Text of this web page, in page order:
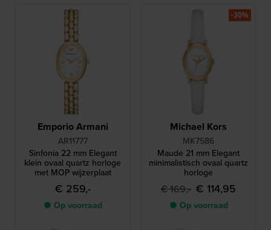
Emporio Armani
AR11777
Sinfonia 22 mm Elegant
klein ovaal quartz horloge
met MOP wijzerplaat
€ 259,-
● Op voorraad
Michael Kors
MK7586
Maude 21 mm Elegant
minimalistisch ovaal quartz
horloge
€ 169,- € 114,95
● Op voorraad
-30%